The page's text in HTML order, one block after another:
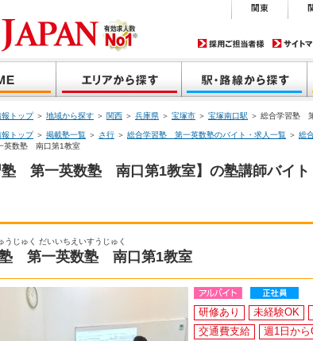
トップ＞ 地域から探す ＞ 関西 ＞ 兵庫県 ＞ 宝塚市 ＞ 宝塚南口駅 ＞ 総合学習塾
トップ＞ 掲載塾一覧 ＞ さ行 ＞ 総合学習塾 第一英数塾のバイト・求人一覧 ＞ 総
英数塾 南口第1教室
塾 第一英数塾 南口第1教室】の塾講師バイト
うじゅく だいいちえいすうじゅく
第一英数塾 南口第1教室
研修あり 未経験OK
交通費支給
週1日から